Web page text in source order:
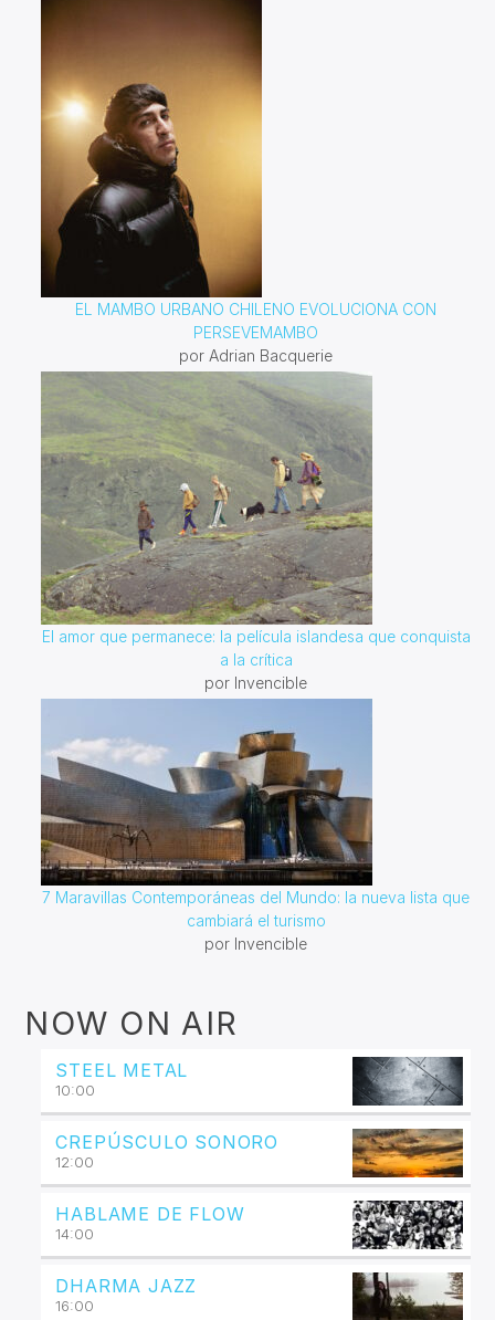
EL MAMBO URBANO CHILENO EVOLUCIONA CON
PERSEVEMAMBO
por Adrian Bacquerie
El amor que permanece: la película islandesa que conquista
a la crítica
por Invencible
7 Maravillas Contemporáneas del Mundo: la nueva lista que
cambiará el turismo
por Invencible
NOW ON AIR
STEEL METAL
10:00
CREPÚSCULO SONORO
12:00
HABLAME DE FLOW
14:00
DHARMA JAZZ
16:00